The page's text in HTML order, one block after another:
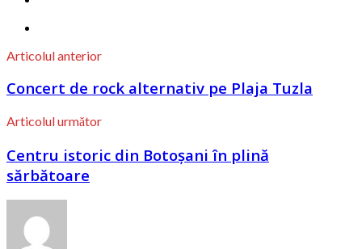
Articolul anterior
Concert de rock alternativ pe Plaja Tuzla
Articolul următor
Centru istoric din Botoșani în plină
sărbătoare